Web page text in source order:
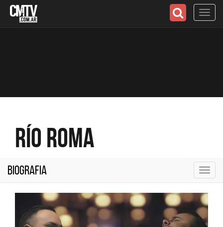
Río Roma
Biografia